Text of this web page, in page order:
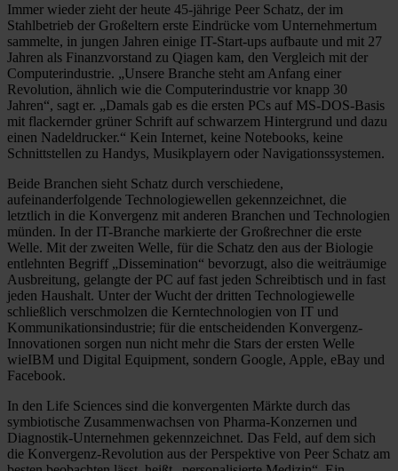
Immer wieder zieht der heute 45-jährige Peer Schatz, der im
Stahlbetrieb der Großeltern erste Eindrücke vom Unternehmertum
sammelte, in jungen Jahren einige IT-Start-ups aufbaute und mit 27
Jahren als Finanzvorstand zu Qiagen kam, den Vergleich mit der
Computerindustrie. „Unsere Branche steht am Anfang einer
Revolution, ähnlich wie die Computerindustrie vor knapp 30
Jahren“, sagt er. „Damals gab es die ersten PCs auf MS-DOS-Basis
mit flackernder grüner Schrift auf schwarzem Hintergrund und dazu
einen Nadeldrucker.“ Kein Internet, keine Notebooks, keine
Schnittstellen zu Handys, Musikplayern oder Navigationssystemen.
Beide Branchen sieht Schatz durch verschiedene,
aufeinanderfolgende Technologiewellen gekennzeichnet, die
letztlich in die Konvergenz mit anderen Branchen und Technologien
münden. In der IT-Branche markierte der Großrechner die erste
Welle. Mit der zweiten Welle, für die Schatz den aus der Biologie
entlehnten Begriff „Dissemination“ bevorzugt, also die weiträumige
Ausbreitung, gelangte der PC auf fast jeden Schreibtisch und in fast
jeden Haushalt. Unter der Wucht der dritten Technologiewelle
schließlich verschmolzen die Kerntechnologien von IT und
Kommunikationsindustrie; für die entscheidenden Konvergenz-
Innovationen sorgen nun nicht mehr die Stars der ersten Welle
wieIBM und Digital Equipment, sondern Google, Apple, eBay und
Facebook.
In den Life Sciences sind die konvergenten Märkte durch das
symbiotische Zusammenwachsen von Pharma-Konzernen und
Diagnostik-Unternehmen gekennzeichnet. Das Feld, auf dem sich
die Konvergenz-Revolution aus der Perspektive von Peer Schatz am